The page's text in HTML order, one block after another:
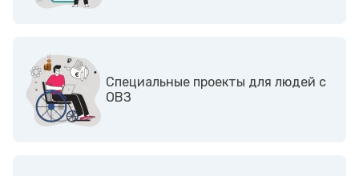
Cпециальные проекты для людей с
ОВЗ